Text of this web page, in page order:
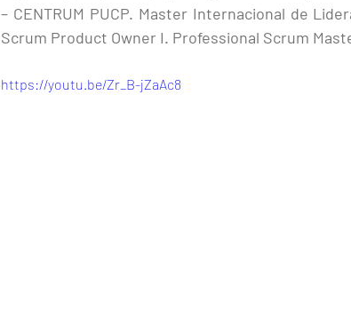
– CENTRUM PUCP. Master Internacional de
Scrum Product Owner I. Professional Scrum
https://youtu.be/Zr_B-jZaAc8